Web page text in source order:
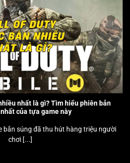
nhất là gì? Tìm hiểu phiên bản
của tựa game này
bắn súng đã thu hút hàng triệu người
chơi [...]